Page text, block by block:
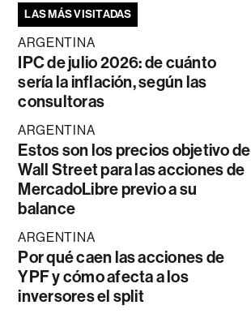
LAS MÁS VISITADAS
ARGENTINA
IPC de julio 2026: de cuánto
sería la inflación, según las
consultoras
ARGENTINA
Estos son los precios objetivo de
Wall Street para las acciones de
MercadoLibre previo a su
balance
ARGENTINA
Por qué caen las acciones de
YPF y cómo afecta a los
inversores el split